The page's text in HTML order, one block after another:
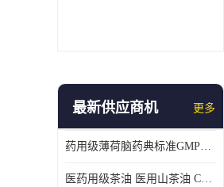
最新供应商机 更多
药用级薄荷脑药典标准GMP工厂
医药用级茶油 医用山茶油 COA质检 价格优 原料药